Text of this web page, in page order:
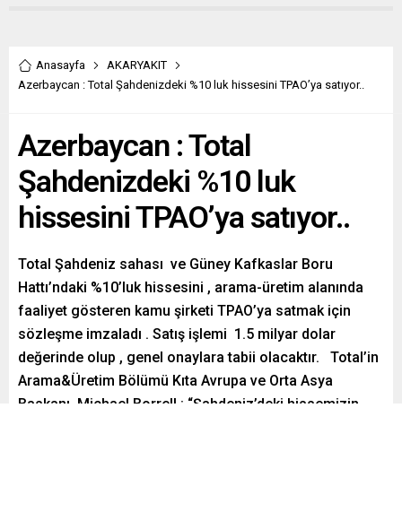
Anasayfa
AKARYAKIT
Azerbaycan : Total Şahdenizdeki %10 luk hissesini TPAO’ya satıyor..
Azerbaycan : Total
Şahdenizdeki %10 luk
hissesini TPAO’ya satıyor..
Total Şahdeniz sahası ve Güney Kafkaslar Boru
Hattı’ndaki %10’luk hissesini , arama-üretim alanında
faaliyet gösteren kamu şirketi TPAO’ya satmak için
sözleşme imzaladı . Satış işlemi 1.5 milyar dolar
değerinde olup , genel onaylara tabii olacaktır. Total’in
Arama&Üretim Bölümü Kıta Avrupa ve Orta Asya
Baskanı Michael Borrell : “Şahdeniz’deki hissemizin